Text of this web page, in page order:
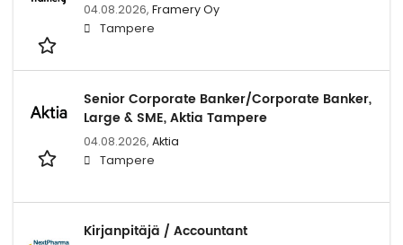
04.08.2026, Framery Oy
Tampere
Senior Corporate Banker/Corporate Banker,
Large & SME, Aktia Tampere
04.08.2026, Aktia
Tampere
Kirjanpitäjä / Accountant